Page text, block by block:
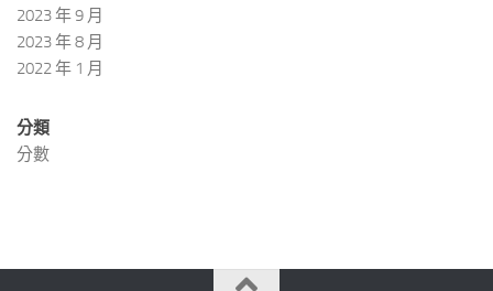
2023 年 9 月
2023 年 8 月
2022 年 1 月
分類
分數